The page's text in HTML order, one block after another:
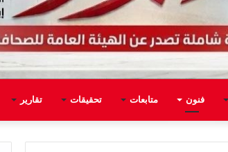
فنون متابعات تحقيقات تقارير